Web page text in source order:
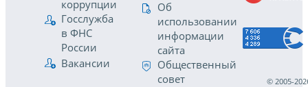
коррупции
Госслужба
в ФНС
России
Вакансии
Об
использовании
информации
сайта
Общественный
совет
© 2005-